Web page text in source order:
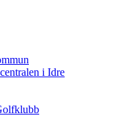
i Idre